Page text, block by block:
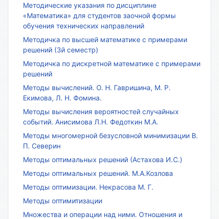
Методические указания по дисциплине
«Математика» для студентов заочной формы
обучения технических направлений
Методичка по высшей математике с примерами
решений (3й семестр)
Методичка по дискретной математике с примерами
решений
Методы вычислений. О. Н. Гавришина, М. Р.
Екимова, Л. Н. Фомина.
Методы вычисления вероятностей случайных
событий. Анисимова Л.Н. Федоткин М.А.
Методы многомерной безусловной минимизации В.
П. Северин
Методы оптимальных решений (Астахова И.С.)
Методы оптимальных решений. М.А.Козлова
Методы оптимизации. Некрасова М. Г.
Методы оптимитизации
Множества и операции над ними. Отношения и